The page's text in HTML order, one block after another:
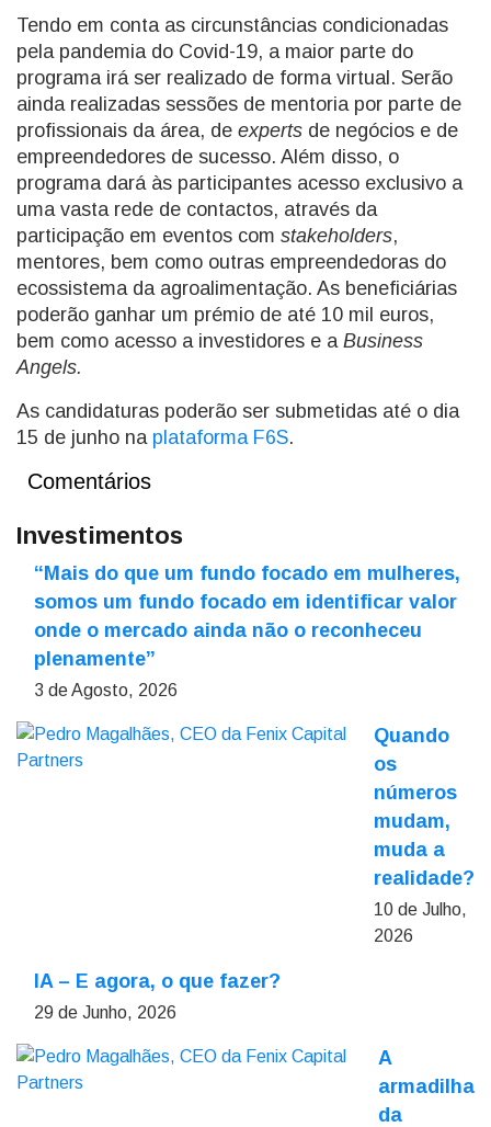
Tendo em conta as circunstâncias condicionadas
pela pandemia do Covid-19, a maior parte do
programa irá ser realizado de forma virtual. Serão
ainda realizadas sessões de mentoria por parte de
profissionais da área, de experts de negócios e de
empreendedores de sucesso. Além disso, o
programa dará às participantes acesso exclusivo a
uma vasta rede de contactos, através da
participação em eventos com stakeholders,
mentores, bem como outras empreendedoras do
ecossistema da agroalimentação. As beneficiárias
poderão ganhar um prémio de até 10 mil euros,
bem como acesso a investidores e a Business
Angels.
As candidaturas poderão ser submetidas até o dia
15 de junho na plataforma F6S.
Comentários
Investimentos
“Mais do que um fundo focado em mulheres,
somos um fundo focado em identificar valor
onde o mercado ainda não o reconheceu
plenamente”
3 de Agosto, 2026
Quando
os
números
mudam,
muda a
realidade?
10 de Julho,
2026
IA – E agora, o que fazer?
29 de Junho, 2026
A
armadilha
da